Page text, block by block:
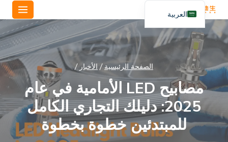
تخطي
إلى
المحتوى
الصفحة الرئيسية / الأخبار /
مصابيح LED الأمامية في عام
2025: دليلك التجاري الكامل
للمبتدئين خطوة بخطوة
العربية
English
Español
Português